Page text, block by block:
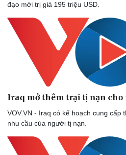
đạo mới trị giá 195 triệu USD.
Iraq mở thêm trại tị nạn cho
VOV.VN - Iraq có kế hoạch cung cấp
nhu cầu của người tị nạn.